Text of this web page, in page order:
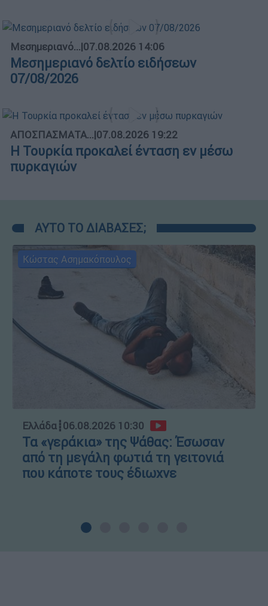
Μεσημεριανό...|07.08.2026 14:06
Μεσημεριανό δελτίο ειδήσεων
07/08/2026
ΑΠΟΣΠΑΣΜΑΤΑ...|07.08.2026 19:22
Η Τουρκία προκαλεί ένταση εν μέσω
πυρκαγιών
ΑΥΤΟ ΤΟ ΔΙΑΒΑΣΕΣ;
Κώστας Ασημακόπουλος
Ελλάδα┋06.08.2026 10:30
Τα «γεράκια» της Ψάθας: Έσωσαν
από τη μεγάλη φωτιά τη γειτονιά
που κάποτε τους έδιωχνε